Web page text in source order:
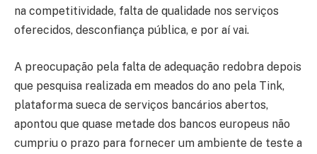
na competitividade, falta de qualidade nos serviços
oferecidos, desconfiança pública, e por aí vai.
A preocupação pela falta de adequação redobra depois
que pesquisa realizada em meados do ano pela Tink,
plataforma sueca de serviços bancários abertos,
apontou que quase metade dos bancos europeus não
cumpriu o prazo para fornecer um ambiente de teste a